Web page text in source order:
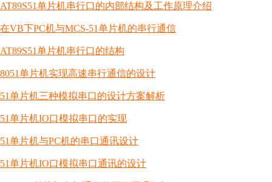
AT89S51单片机串行口的内部结构及工作原理介绍
在VB下PC机与MCS-51单片机的串行通信
AT89S51单片机串行口的结构
8051单片机实现高速串行通信的设计
51单片机三种模拟串口的设计方案解析
51单片机IO口模拟串口的实现
51单片机与PC机的串口通讯设计
51单片机IO口模拟串口通讯的设计